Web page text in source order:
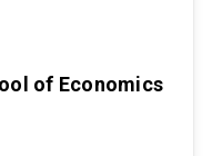
of Economics